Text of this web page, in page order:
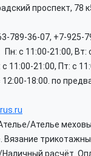
проспект, 78
789-36-07, +7-925-
Пн: c 11:00-21:00, Вт:
11:00-21:00, Пт: c
12:00-18:00. по
Ателье
расчёт.